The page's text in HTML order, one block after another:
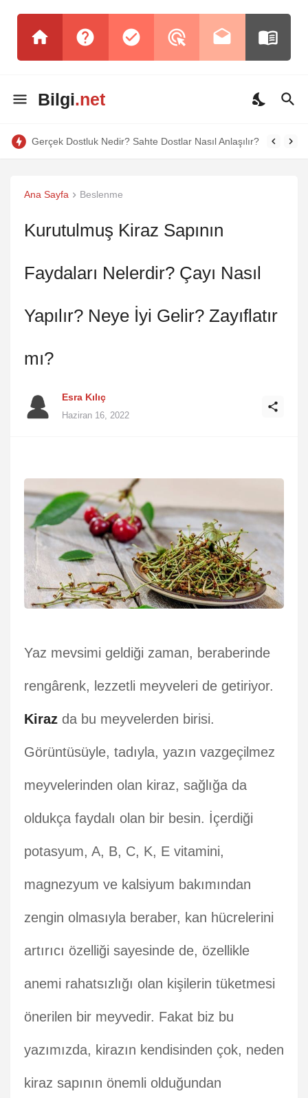
Bilgi.net
Gerçek Dostluk Nedir? Sahte Dostlar Nasıl Anlaşılır?
Ana Sayfa Beslenme
Kurutulmuş Kiraz Sapının
Faydaları Nelerdir? Çayı Nasıl
Yapılır? Neye İyi Gelir? Zayıflatır
mı?
Esra Kılıç
Haziran 16, 2022
Yaz mevsimi geldiği zaman, beraberinde
rengârenk, lezzetli meyveleri de getiriyor.
Kiraz da bu meyvelerden birisi.
Görüntüsüyle, tadıyla, yazın vazgeçilmez
meyvelerinden olan kiraz, sağlığa da
oldukça faydalı olan bir besin. İçerdiği
potasyum, A, B, C, K, E vitamini,
magnezyum ve kalsiyum bakımından
zengin olmasıyla beraber, kan hücrelerini
artırıcı özelliği sayesinde de, özellikle
anemi rahatsızlığı olan kişilerin tüketmesi
önerilen bir meyvedir. Fakat biz bu
yazımızda, kirazın kendisinden çok, neden
kiraz sapının önemli olduğundan